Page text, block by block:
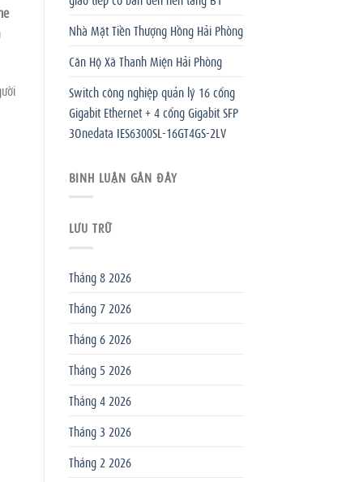
Nhà Mặt Tiền Thượng Hồng Hải Phòng
Căn Hộ Xã Thanh Miện Hải Phòng
Switch công nghiệp quản lý 16 cổng
Gigabit Ethernet + 4 cổng Gigabit SFP
3Onedata IES6300SL-16GT4GS-2LV
BÌNH LUẬN GẦN ĐÂY
LƯU TRỮ
Tháng 8 2026
Tháng 7 2026
Tháng 6 2026
Tháng 5 2026
Tháng 4 2026
Tháng 3 2026
Tháng 2 2026